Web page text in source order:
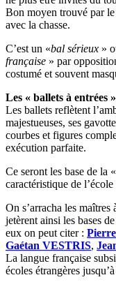
Bon moyen trouvé par
avec la chasse.
C’est un «bal sérieux »
française » par
costumé et souvent
Les « ballets à entrées »
Les ballets reflètent
majestueuses, ses
courbes et figures
exécution parfaite.
Ce seront les base de la «
caractéristique de
On s’arracha les
jetèrent ainsi les bases
eux on peut citer :
Gaétan VESTRIS,
La langue française
écoles étrangères